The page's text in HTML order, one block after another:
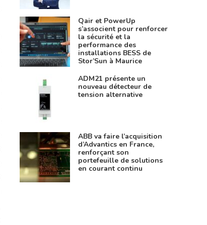
Qair et PowerUp
s’associent pour renforcer
la sécurité et la
performance des
installations BESS de
Stor’Sun à Maurice
ADM21 présente un
nouveau détecteur de
tension alternative
ABB va faire l’acquisition
d’Advantics en France,
renforçant son
portefeuille de solutions
en courant continu